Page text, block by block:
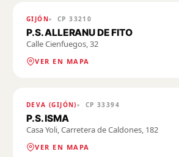
GIJÓN CP33210
P.S. ALLERANU DE FITO
Calle Cienfuegos, 32
VER EN MAPA
DEVA (GIJÓN) CP33394
P.S. ISMA
Casa Yoli, Carretera de Caldones, 182
VER EN MAPA